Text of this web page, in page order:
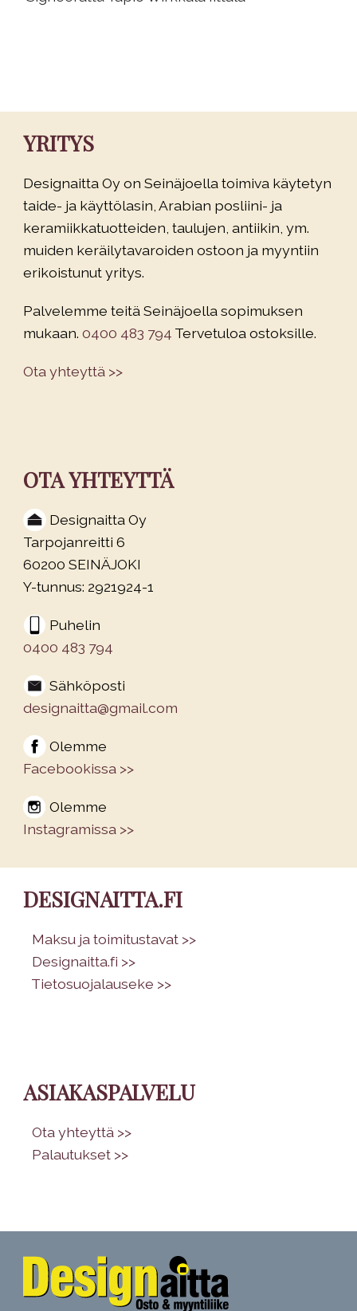
YRITYS
Designaitta Oy on Seinäjoella toimiva käytetyn
taide- ja käyttölasin, Arabian posliini- ja
keramiikkatuotteiden, taulujen, antiikin, ym.
muiden keräilytavaroiden ostoon ja myyntiin
erikoistunut yritys.
Palvelemme teitä Seinäjoella sopimuksen
mukaan. 0400 483 794 Tervetuloa ostoksille.
Ota yhteyttä >>
OTA YHTEYTTÄ
Designaitta Oy
Tarpojanreitti 6
60200 SEINÄJOKI
Y-tunnus: 2921924-1
Puhelin
0400 483 794
Sähköposti
designaitta@gmail.com
Olemme
Facebookissa >>
Olemme
Instagramissa >>
DESIGNAITTA.FI
Maksu ja toimitustavat >>
Designaitta.fi >>
Tietosuojalauseke >>
ASIAKASPALVELU
Ota yhteyttä >>
Palautukset >>